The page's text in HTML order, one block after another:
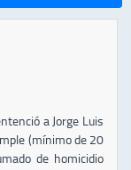
a Jorge Luis
(mínimo de 20
de homicidio